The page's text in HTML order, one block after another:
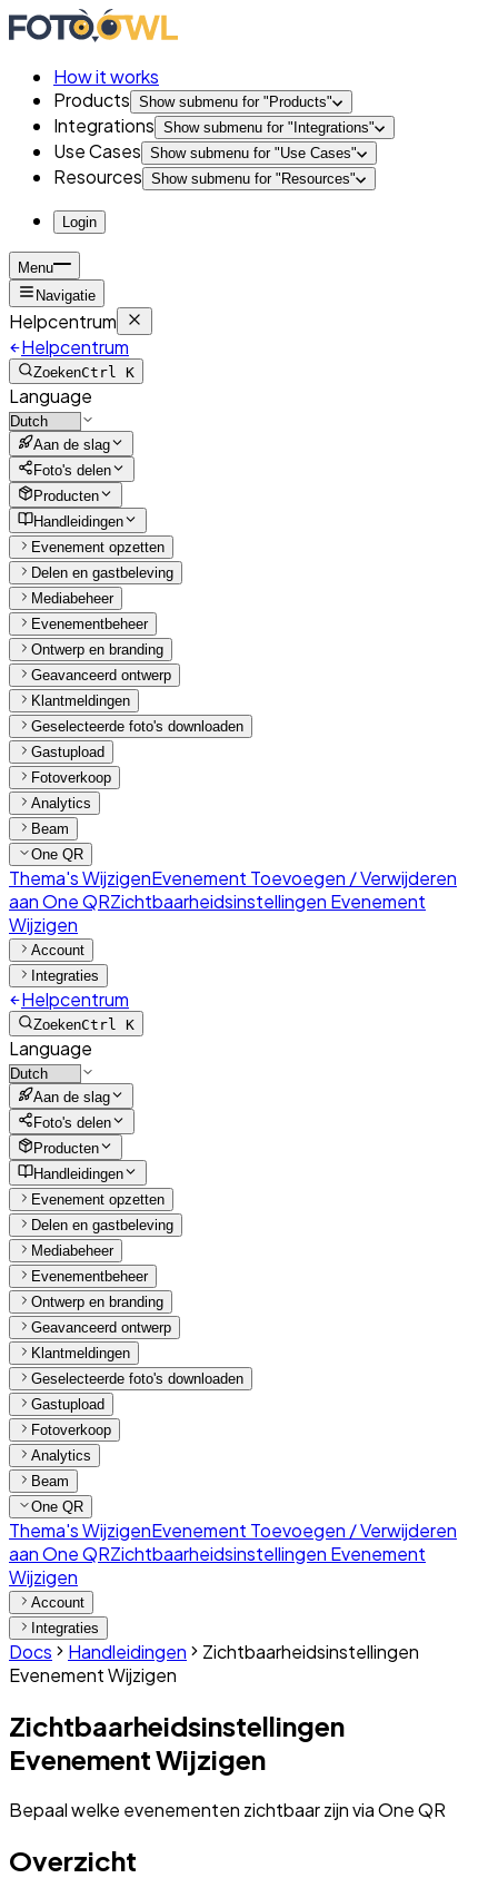
How it works
Products Show submenu for " Products"
Integrations Show submenu for " Integrations"
Use Cases Show submenu for "Use Cases"
Resources Show submenu for " Resources"
Login
Menu
Navigatie
Helpcentrum
Helpcentrum
ZoekenCtrl K
Language
Aan de slag
Foto's delen
Producten
Handleidingen
Evenement opzetten
Delen en gastbeleving
Mediabeheer
Evenementbeheer
Ontwerp en branding
Geavanceerd ontwerp
Klantmeldingen
Geselecteerde foto's downloaden
Gastupload
Fotoverkoop
Analytics
Beam
One QR
Thema's WijzigenEvenement Toevoegen / Verwijderen
aan One QRZichtbaarheidsinstellingen Evenement
Wijzigen
Account
Integraties
Helpcentrum
ZoekenCtrl K
Language
Aan de slag
Foto's delen
Producten
Handleidingen
Evenement opzetten
Delen en gastbeleving
Mediabeheer
Evenementbeheer
Ontwerp en branding
Geavanceerd ontwerp
Klantmeldingen
Geselecteerde foto's downloaden
Gastupload
Fotoverkoop
Analytics
Beam
One QR
Thema's WijzigenEvenement Toevoegen / Verwijderen
aan One QRZichtbaarheidsinstellingen Evenement
Wijzigen
Account
Integraties
Docs Handleidingen
Zichtbaarheidsinstellingen
Evenement Wijzigen
Zichtbaarheidsinstellingen
Evenement Wijzigen
Bepaal welke evenementen zichtbaar zijn via One QR
Overzicht